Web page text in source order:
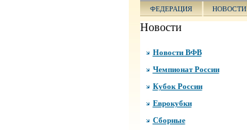
ФЕДЕРАЦИЯ НОВОСТИ
Новости
Новости ВФВ
Чемпионат России
Кубок России
Еврокубки
Сборные